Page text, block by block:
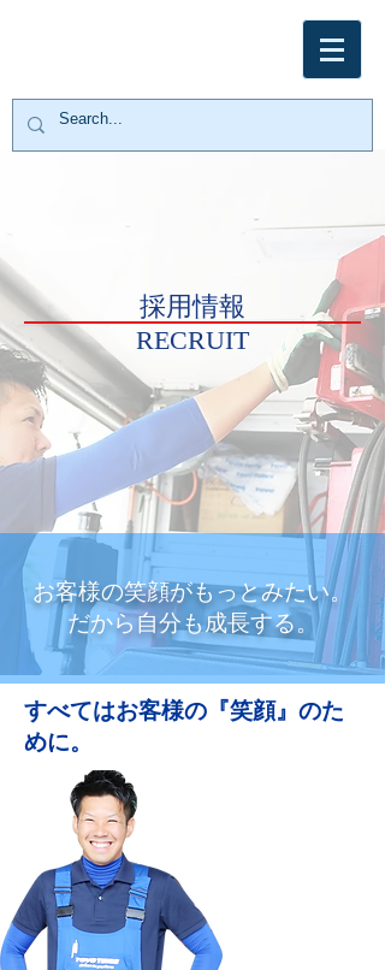
採用情報
RECRUIT
お客様の笑顔がもっとみたい。
​だから自分も成長する。
すべてはお客様の『笑顔』のた
めに。